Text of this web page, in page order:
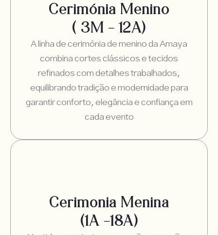
Cerimónia Menino
( 3M – 12A)
A linha de cerimónia de menino da Amaya
combina cortes clássicos e tecidos
refinados com detalhes trabalhados,
equilibrando tradição e modernidade para
garantir conforto, elegância e confiança em
cada evento
Cerimonia Menina
(1A –18A)